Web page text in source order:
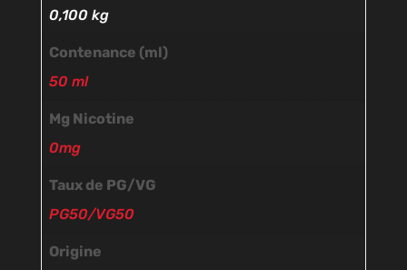
0,100 kg
Contenance (ml)
50 ml
Mg Nicotine
0mg
Taux de PG/VG
PG50/VG50
Origine